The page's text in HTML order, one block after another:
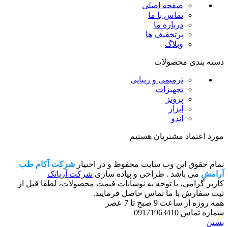
صفحه اصلی
تماس با ما
درباره ما
پرتخفیف ها
وبلاگ
دسته بندی محصولات
ترمیمی و زیبایی
تجهیزات
پروتز
ابزار
اندو
مورد اعتماد مشتریان هستیم
تمام حقوق این وب سایت محفوظ و در اختیار شرکت آکام طب
آرامش می باشد . طراحی و پیاده سازی شرکت آریاتک
کاربر گرامی، با توجه به نوسانات قیمت محصولات، لطفا قبل از
ثبت سفارش با ما تماس حاصل فرمایید.
همه روزه از ساعت 9 صبح تا 7 عصر
شماره تماس 09171963410
بستن